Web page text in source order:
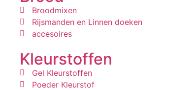
Broodmixen
Rijsmanden en Linnen doeken
accesoires
Kleurstoffen
Gel Kleurstoffen
Poeder Kleurstof